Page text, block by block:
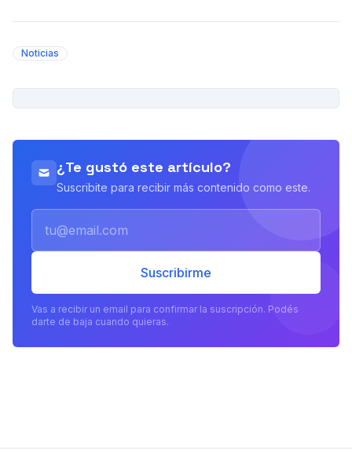
Noticias
¿Te gustó este artículo?
Suscribite para recibir más contenido como este.
Suscribirme
Vas a recibir un email para confirmar la suscripción. Podés
darte de baja cuando quieras.